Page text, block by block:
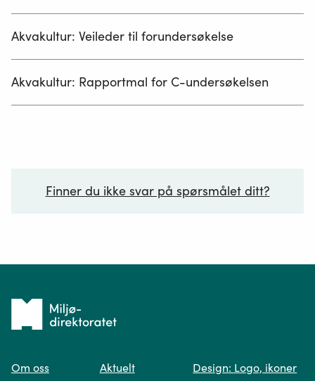
Akvakultur: Veileder til forundersøkelse
Akvakultur: Rapportmal for C-undersøkelsen
Finner du ikke svar på spørsmålet ditt?
Tilbake
forsiden
Om oss Aktuelt Design: Logo, ikoner